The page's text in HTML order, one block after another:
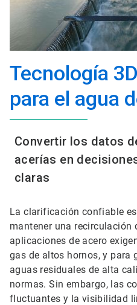
Tecnología
para el agua
Convertir los datos
acería​​​​​​​s en
claras
La clarificación confiable
mantener una recirculación
aplicaciones de acero
gas de altos hornos, y para
aguas residuales de alta
normas. Sin embargo, las
fluctuantes y la visibilidad